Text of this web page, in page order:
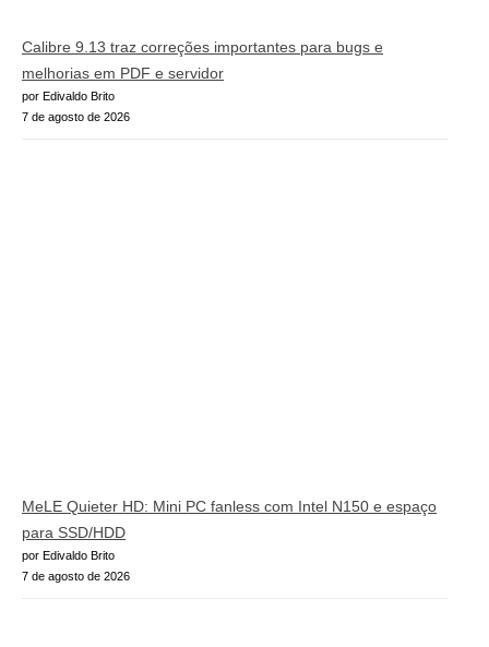
Calibre 9.13 traz correções importantes para bugs e
melhorias em PDF e servidor
por Edivaldo Brito
7 de agosto de 2026
MeLE Quieter HD: Mini PC fanless com Intel N150 e espaço
para SSD/HDD
por Edivaldo Brito
7 de agosto de 2026